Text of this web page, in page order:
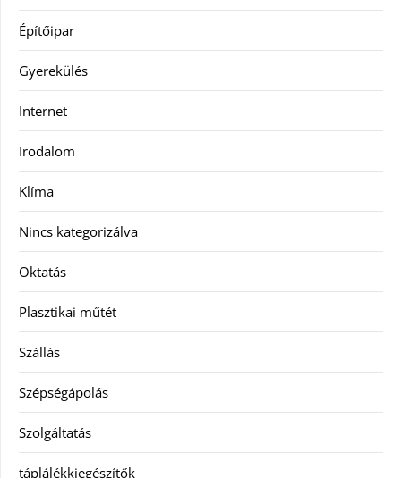
Építőipar
Gyerekülés
Internet
Irodalom
Klíma
Nincs kategorizálva
Oktatás
Plasztikai műtét
Szállás
Szépségápolás
Szolgáltatás
táplálékkiegészítők